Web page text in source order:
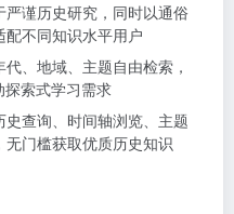
严谨历史研究，同时以通俗
不同知识水平用户
代、地域、主题自由检索，
索式学习需求
史查询、时间轴浏览、主题
门槛获取优质历史知识